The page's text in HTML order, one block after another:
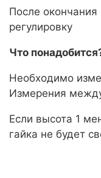
После
регулировку
Что
Необходимо
Измерения
Если высота 1
гайка не будет